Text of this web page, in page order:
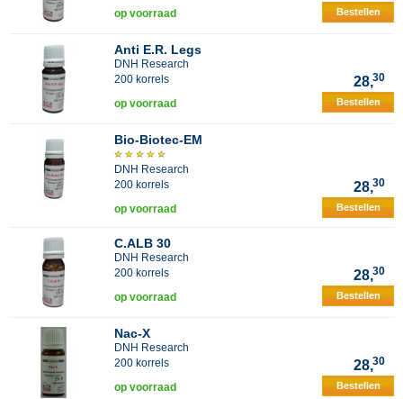
op voorraad Bestellen
Anti E.R. Legs
DNH Research
200 korrels
28,30
op voorraad Bestellen
Bio-Biotec-EM
DNH Research
200 korrels
28,30
op voorraad Bestellen
C.ALB 30
DNH Research
200 korrels
28,30
op voorraad Bestellen
Nac-X
DNH Research
200 korrels
28,30
op voorraad Bestellen